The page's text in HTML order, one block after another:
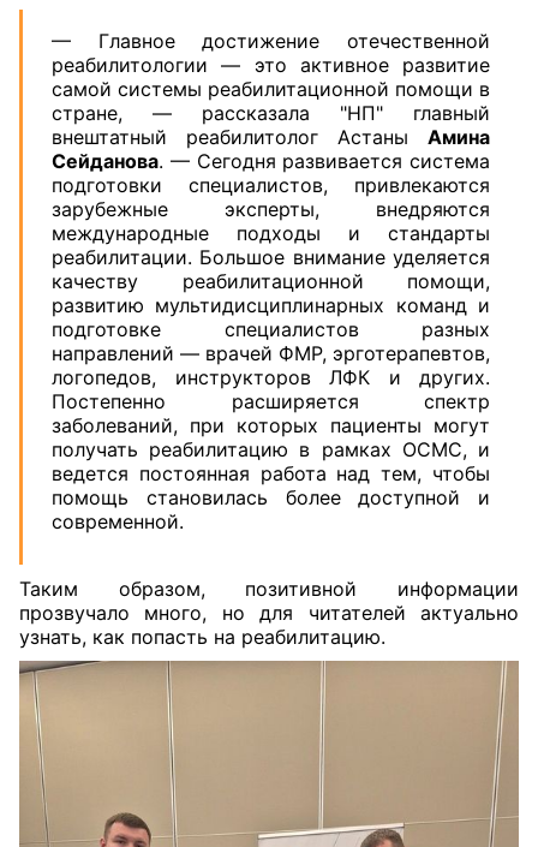
— Главное достижение отечественной
реабилитологии — это активное развитие
самой системы реабилитационной помощи в
стране, — рассказала "НП" главный
внештатный реабилитолог Астаны Амина
Сейданова. — Сегодня развивается система
подготовки специалистов, привлекаются
зарубежные эксперты, внедряются
международные подходы и стандарты
реабилитации. Большое внимание уделяется
качеству реабилитационной помощи,
развитию мультидисциплинарных команд и
подготовке специалистов разных
направлений — врачей ФМР, эрготерапевтов,
логопедов, инструкторов ЛФК и других.
Постепенно расширяется спектр
заболеваний, при которых пациенты могут
получать реабилитацию в рамках ОСМС, и
ведется постоянная работа над тем, чтобы
помощь становилась более доступной и
современной.
Таким образом, позитивной информации
прозвучало много, но для читателей актуально
узнать, как попасть на реабилитацию.